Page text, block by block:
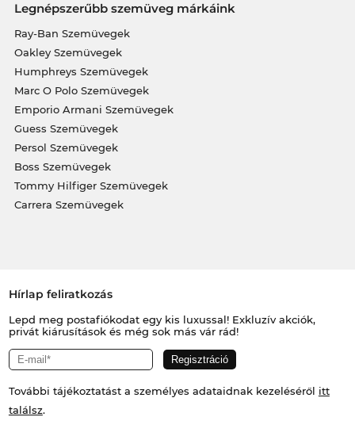
Legnépszerűbb szemüveg márkáink
Ray-Ban Szemüvegek
Oakley Szemüvegek
Humphreys Szemüvegek
Marc O Polo Szemüvegek
Emporio Armani Szemüvegek
Guess Szemüvegek
Persol Szemüvegek
Boss Szemüvegek
Tommy Hilfiger Szemüvegek
Carrera Szemüvegek
Hírlap feliratkozás
Lepd meg postafiókodat egy kis luxussal! Exkluzív akciók,
privát kiárusítások és még sok más vár rád!
További tájékoztatást a személyes adataidnak kezeléséről itt
találsz.